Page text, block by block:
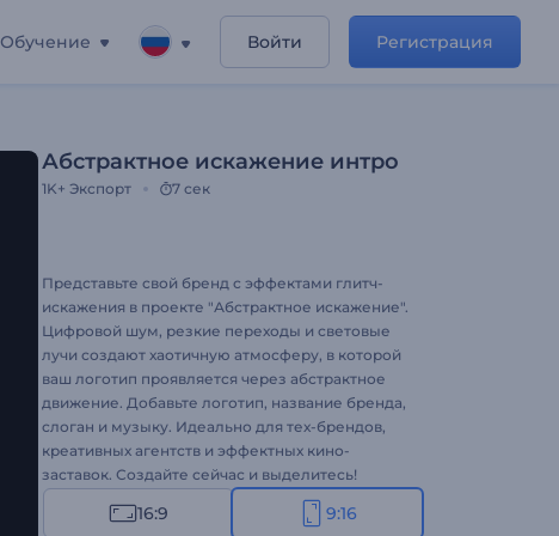
Обучение Войти Регистрация
Абстрактное искажение интро
1K+ Экспорт 7 сек
Представьте свой бренд с эффектами глитч-
искажения в проекте "Абстрактное искажение".
Цифровой шум, резкие переходы и световые
лучи создают хаотичную атмосферу, в которой
ваш логотип проявляется через абстрактное
движение. Добавьте логотип, название бренда,
слоган и музыку. Идеально для тех-брендов,
креативных агентств и эффектных кино-
заставок. Создайте сейчас и выделитесь!
16:9 9:16